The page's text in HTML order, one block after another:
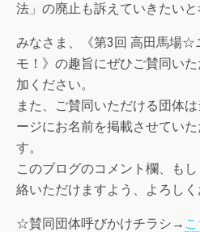
法」の廃止も訴えていきたいと
みなさま、《第3回 高田馬場☆
モ！》の趣旨にぜひご賛同い
加ください。
また、ご賛同いただける団体
ージにお名前を掲載させてい
す。
このブログのコメント欄、も
絡いただけますよう、よろしく
☆賛同団体呼びかけチラシ→